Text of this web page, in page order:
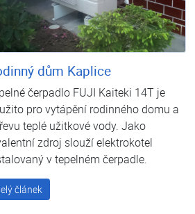
dům Kaplice
čerpadlo FUJI Kaiteki 14T je
pro vytápění rodinného domu a
teplé užitkové vody. Jako
zdroj slouží elektrokotel
v tepelném čerpadle.
článek